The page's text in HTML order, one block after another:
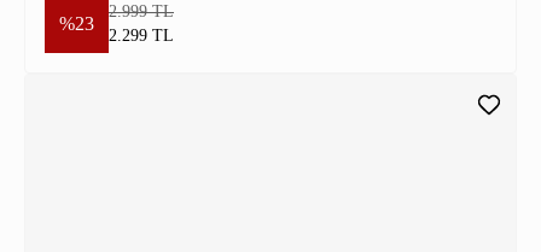
%23
2.999 TL
2.299 TL